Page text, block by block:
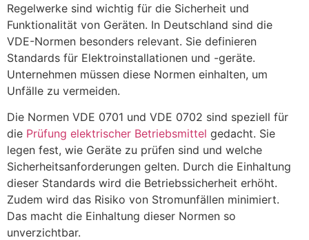
Regelwerke sind wichtig für die Sicherheit und
Funktionalität von Geräten. In Deutschland sind die
VDE-Normen besonders relevant. Sie definieren
Standards für Elektroinstallationen und -geräte.
Unternehmen müssen diese Normen einhalten, um
Unfälle zu vermeiden.
Die Normen VDE 0701 und VDE 0702 sind speziell für
die Prüfung elektrischer Betriebsmittel gedacht. Sie
legen fest, wie Geräte zu prüfen sind und welche
Sicherheitsanforderungen gelten. Durch die Einhaltung
dieser Standards wird die Betriebssicherheit erhöht.
Zudem wird das Risiko von Stromunfällen minimiert.
Das macht die Einhaltung dieser Normen so
unverzichtbar.